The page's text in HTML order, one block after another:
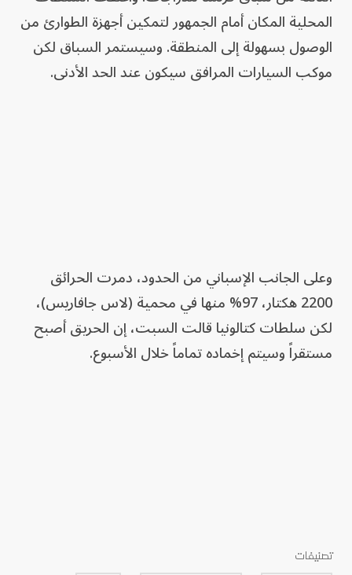
المحلية المكان أمام الجمهور لتمكين أجهزة الطوارئ من
الوصول بسهولة إلى المنطقة. وسيستمر السباق لكن
موكب السيارات المرافق سيكون عند الحد الأدنى.
وعلى الجانب الإسباني من الحدود، دمرت الحرائق
2200 هكتار، 97% منها في محمية (لاس جافاريس)،
لكن سلطات كتالونيا قالت السبت، إن الحريق أصبح
مستقراً وسيتم إخماده تماماً خلال الأسبوع.
تصنيفات